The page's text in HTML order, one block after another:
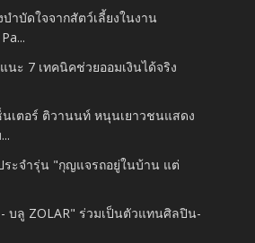
ำบัดใจจากสัตว์เลี้ยงในงาน
ะ 7 เทคนิคช่วยออมเงินได้จริง
นเตอร์ ติวานนท์ หนุนเยาวชนแสดง
ระจำรุ่น "กุญแจรถอยู่ในบ้าน แต่
บลู ZOLAR" ร่วมเป็นตัวแทนศิลปิน-